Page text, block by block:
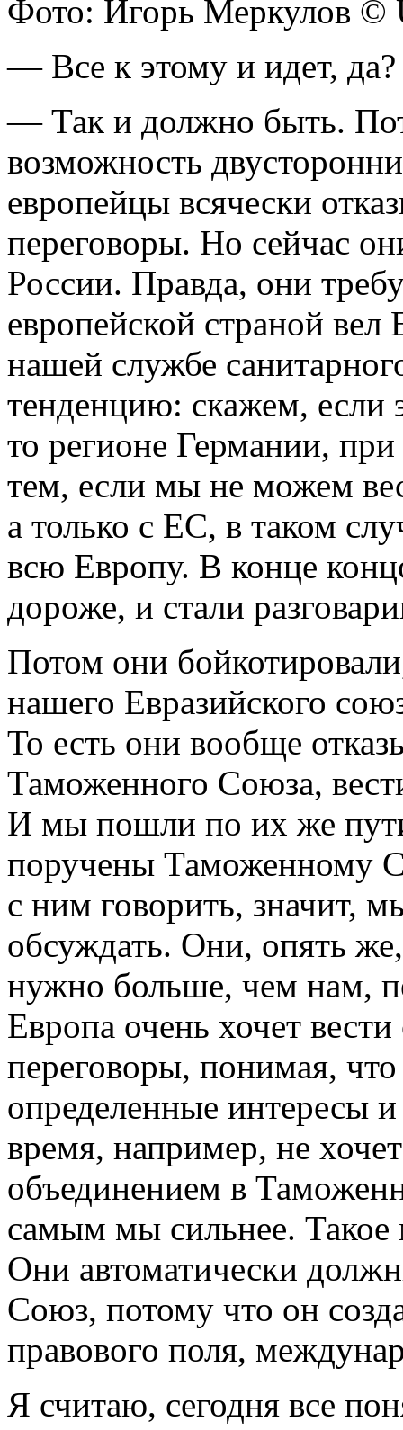
Фото: Игорь Меркулов ©
— Все к этому и идет, да?
— Так и должно быть.
возможность
европейцы всячески
переговоры. Но сейчас
России. Правда, они
европейской страной
нашей службе
тенденцию: скажем, если
то регионе Германии,
тем, если мы не можем
а только с ЕС, в таком
всю Европу. В конце
дороже, и стали
Потом они
нашего Евразийского
То есть они вообще
Таможенного Союза,
И мы пошли по их же
поручены Таможенному
с ним говорить, значит,
обсуждать. Они, опять
нужно больше, чем нам,
Европа очень хочет
переговоры, понимая,
определенные интересы
время, например, не
объединением в
самым мы сильнее.
Они автоматически
Союз, потому что он
правового поля,
Я считаю, сегодня все